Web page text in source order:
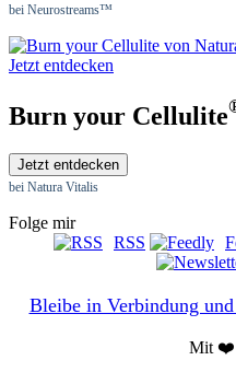
bei Neurostreams™
Jetzt entdecken
Burn your Cellulite
Jetzt entdecken
bei Natura Vitalis
Folge mir
RSS
Bleibe in Verbindung
Mit ❤️